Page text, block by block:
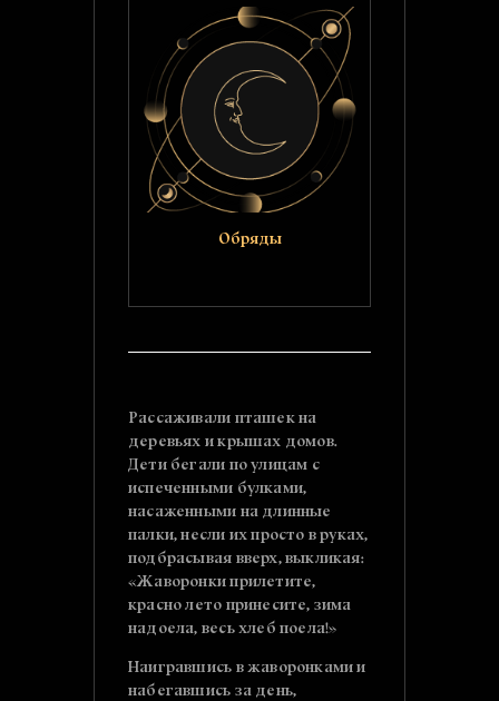
Обряды
Рассаживали пташек на
деревьях и крышах домов.
Дети бегали по улицам с
испеченными булками,
насаженными на длинные
палки, несли их просто в руках,
подбрасывая вверх, выкликая:
«Жаворонки прилетите,
красно лето принесите, зима
надоела, весь хлеб поела!»
Наигравшись в жаворонками и
набегавшись за день,